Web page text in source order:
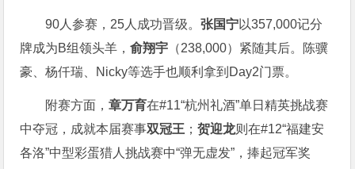
90人参赛，25人成功晋级。张国宁以357,000记分
牌成为B组领头羊，俞翔宇 （238,000）紧随其后。陈骥
豪、杨仟瑞、Nicky等选手也顺利拿到Day2门票。
附赛方面，章万育在#11“杭州礼酒”单日精英挑战赛
中夺冠，成就本届赛事双冠王 ；贺迎龙则在#12“福建安
各洛”中型彩蛋猎人挑战赛中“弹无虚发”，捧起冠军奖